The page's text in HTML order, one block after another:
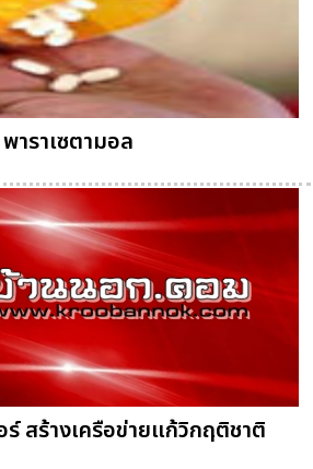
พาราเซตามอล
สร้างเครือข่ายแก้วิกฤติชาติ